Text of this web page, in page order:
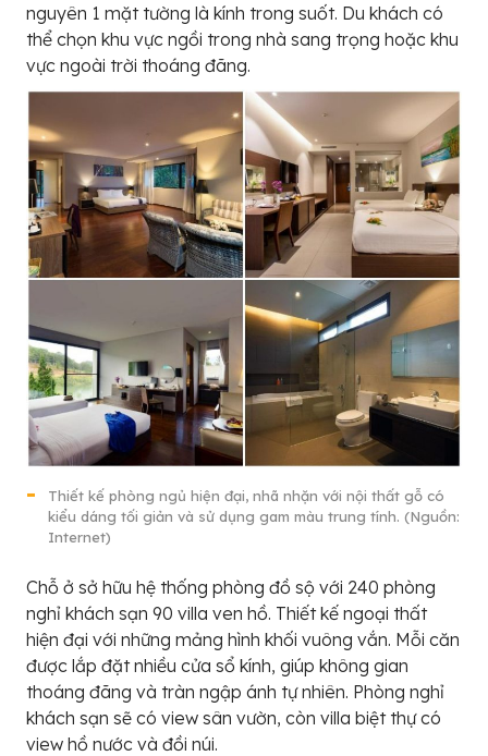
nguyên 1 mặt tường là kính trong suốt. Du khách có
thể chọn khu vực ngồi trong nhà sang trọng hoặc khu
vực ngoài trời thoáng đãng.
Thiết kế phòng ngủ hiện đại, nhã nhặn với nội thất gỗ có
kiểu dáng tối giản và sử dụng gam màu trung tính. (Nguồn:
Internet)
Chỗ ở sở hữu hệ thống phòng đồ sộ với 240 phòng
nghỉ khách sạn 90 villa ven hồ. Thiết kế ngoại thất
hiện đại với những mảng hình khối vuông vắn. Mỗi căn
được lắp đặt nhiều cửa sổ kính, giúp không gian
thoáng đãng và tràn ngập ánh tự nhiên. Phòng nghỉ
khách sạn sẽ có view sân vườn, còn villa biệt thự có
view hồ nước và đồi núi.